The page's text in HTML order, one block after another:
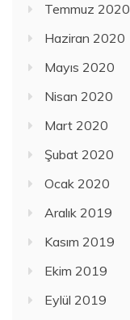
Temmuz 2020
Haziran 2020
Mayıs 2020
Nisan 2020
Mart 2020
Şubat 2020
Ocak 2020
Aralık 2019
Kasım 2019
Ekim 2019
Eylül 2019